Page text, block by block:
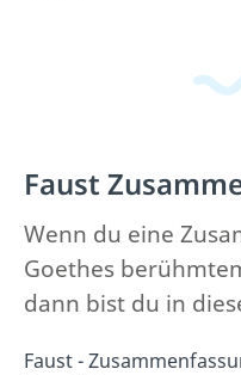
Faust
Wenn du eine
Goethes
dann bist du in
Faust -